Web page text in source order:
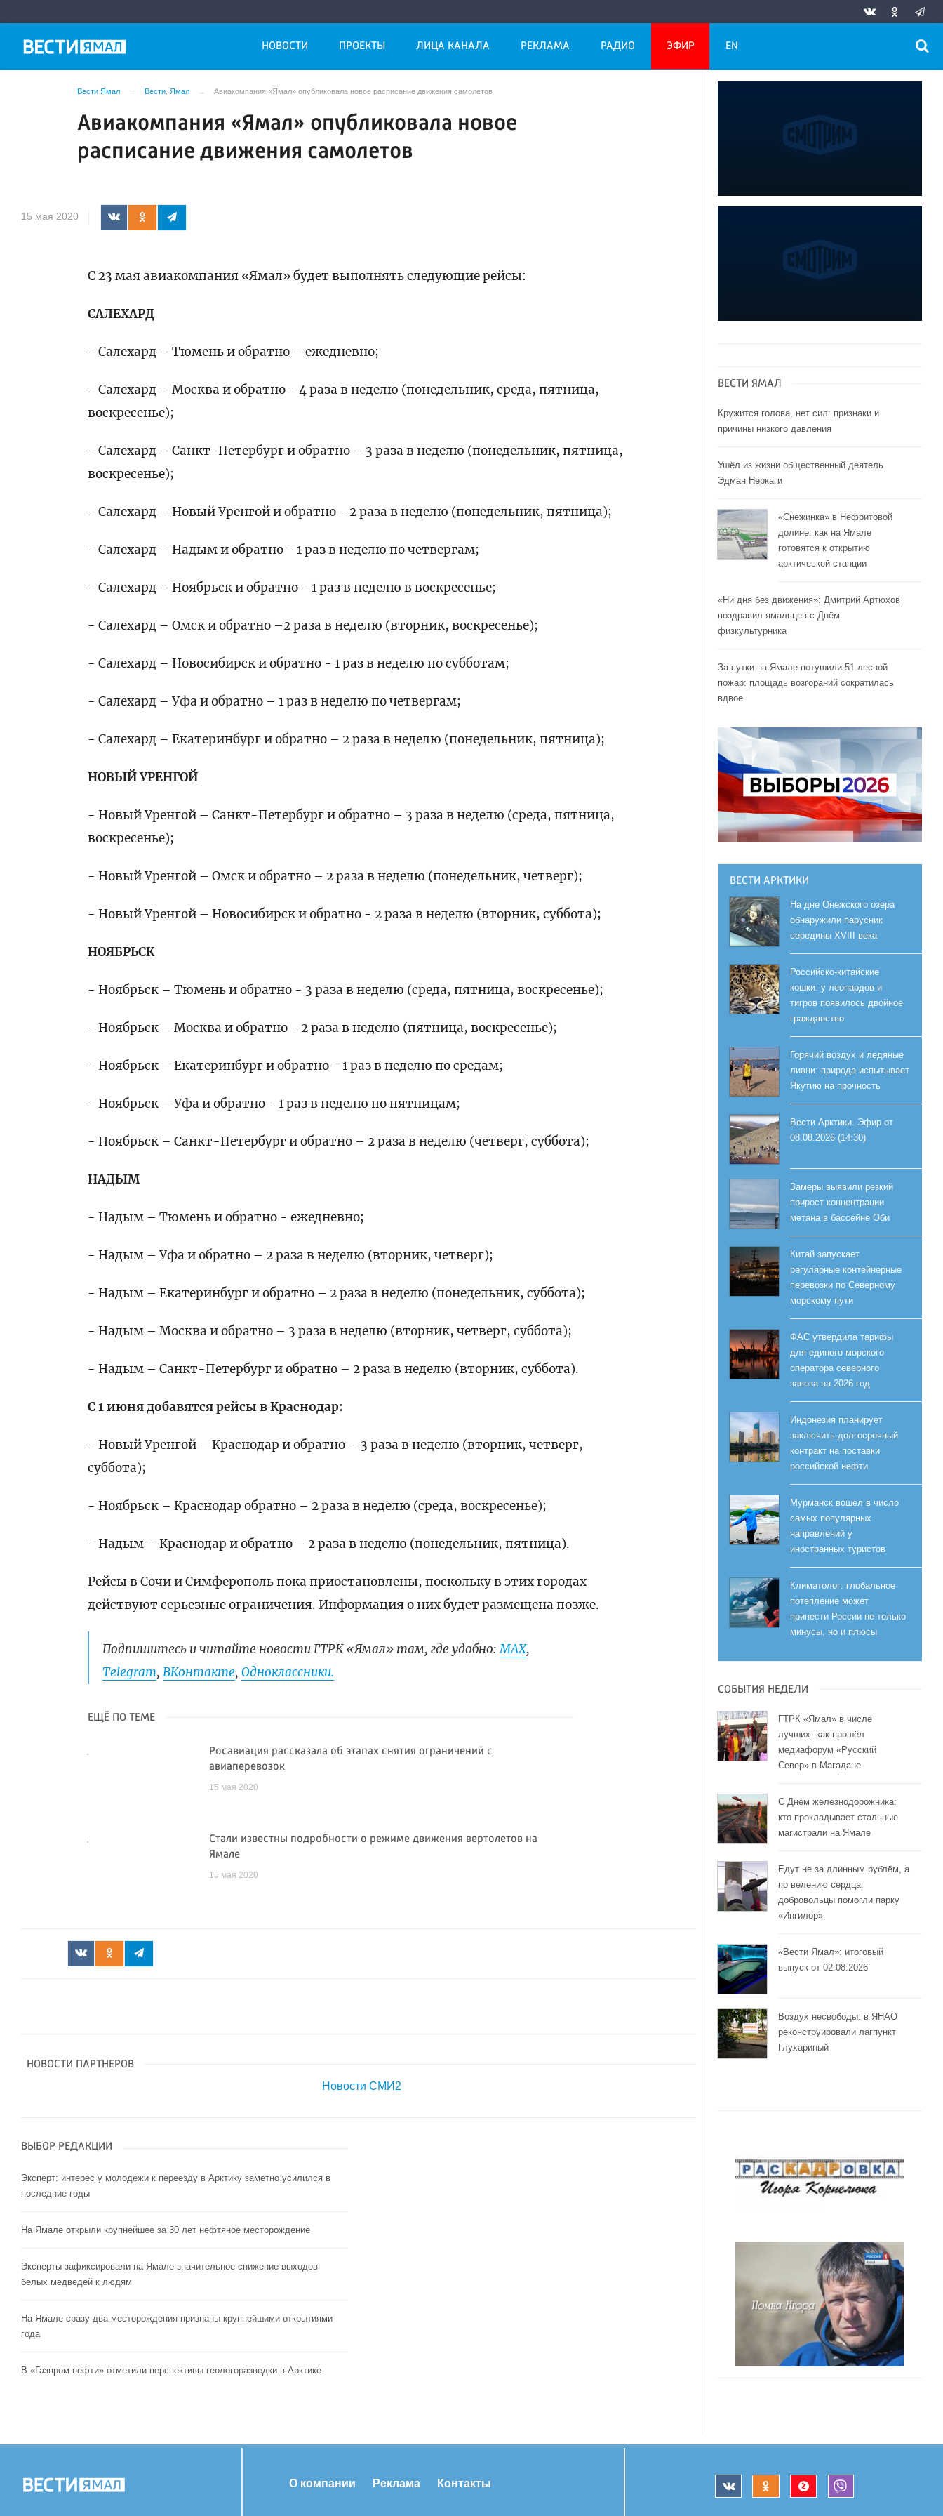
НОВОСТИ ПРОЕКТЫ ЛИЦА КАНАЛА РЕКЛАМА РАДИО ЭФИР EN
Вести Ямал Вести. Ямал Авиакомпания «Ямал» опубликовала новое расписание движения самолетов
Авиакомпания «Ямал» опубликовала новое
расписание движения самолетов
15 мая 2020
С 23 мая авиакомпания «Ямал» будет выполнять следующие рейсы:
САЛЕХАРД
- Салехард – Тюмень и обратно – ежедневно;
- Салехард – Москва и обратно - 4 раза в неделю (понедельник, среда, пятница,
воскресенье);
- Салехард – Санкт-Петербург и обратно – 3 раза в неделю (понедельник, пятница,
воскресенье);
- Салехард – Новый Уренгой и обратно - 2 раза в неделю (понедельник, пятница);
- Салехард – Надым и обратно - 1 раз в неделю по четвергам;
- Салехард – Ноябрьск и обратно - 1 раз в неделю в воскресенье;
- Салехард – Омск и обратно –2 раза в неделю (вторник, воскресенье);
- Салехард – Новосибирск и обратно - 1 раз в неделю по субботам;
- Салехард – Уфа и обратно – 1 раз в неделю по четвергам;
- Салехард – Екатеринбург и обратно – 2 раза в неделю (понедельник, пятница);
НОВЫЙ УРЕНГОЙ
- Новый Уренгой – Санкт-Петербург и обратно – 3 раза в неделю (среда, пятница,
воскресенье);
- Новый Уренгой – Омск и обратно – 2 раза в неделю (понедельник, четверг);
- Новый Уренгой – Новосибирск и обратно - 2 раза в неделю (вторник, суббота);
НОЯБРЬСК
- Ноябрьск – Тюмень и обратно - 3 раза в неделю (среда, пятница, воскресенье);
- Ноябрьск – Москва и обратно - 2 раза в неделю (пятница, воскресенье);
- Ноябрьск – Екатеринбург и обратно - 1 раз в неделю по средам;
- Ноябрьск – Уфа и обратно - 1 раз в неделю по пятницам;
- Ноябрьск – Санкт-Петербург и обратно – 2 раза в неделю (четверг, суббота);
НАДЫМ
- Надым – Тюмень и обратно - ежедневно;
- Надым – Уфа и обратно – 2 раза в неделю (вторник, четверг);
- Надым – Екатеринбург и обратно – 2 раза в неделю (понедельник, суббота);
- Надым – Москва и обратно – 3 раза в неделю (вторник, четверг, суббота);
- Надым – Санкт-Петербург и обратно – 2 раза в неделю (вторник, суббота).
С 1 июня добавятся рейсы в Краснодар:
- Новый Уренгой – Краснодар и обратно – 3 раза в неделю (вторник, четверг,
суббота);
- Ноябрьск – Краснодар обратно – 2 раза в неделю (среда, воскресенье);
- Надым – Краснодар и обратно – 2 раза в неделю (понедельник, пятница).
Рейсы в Сочи и Симферополь пока приостановлены, поскольку в этих городах
действуют серьезные ограничения. Информация о них будет размещена позже.
Подпишитесь и читайте новости ГТРК «Ямал» там, где удобно:МАХ,
Telegram,ВКонтакте,Одноклассники.
ЕЩЁ ПО ТЕМЕ
Росавиация рассказала об этапах снятия ограничений с
авиаперевозок
15 мая 2020
Стали известны подробности о режиме движения вертолетов на
Ямале
15 мая 2020
НОВОСТИ ПАРТНЕРОВ
Новости СМИ2
ВЫБОР РЕДАКЦИИ
Эксперт: интерес у молодежи к переезду в Арктику заметно усилился в
последние годы
На Ямале открыли крупнейшее за 30 лет нефтяное месторождение
Эксперты зафиксировали на Ямале значительное снижение выходов
белых медведей к людям
На Ямале сразу два месторождения признаны крупнейшими открытиями
года
В «Газпром нефти» отметили перспективы геологоразведки в Арктике
ВЕСТИ ЯМАЛ
Кружится голова, нет сил: признаки и
причины низкого давления
Ушёл из жизни общественный деятель
Эдман Неркаги
«Снежинка» в Нефритовой
долине: как на Ямале
готовятся к открытию
арктической станции
«Ни дня без движения»: Дмитрий Артюхов
поздравил ямальцев с Днём
физкультурника
За сутки на Ямале потушили 51 лесной
пожар: площадь возгораний сократилась
вдвое
ВЕСТИ АРКТИКИ
На дне Онежского озера
обнаружили парусник
середины XVIII века
Российско-китайские
кошки: у леопардов и
тигров появилось двойное
гражданство
Горячий воздух и ледяные
ливни: природа испытывает
Якутию на прочность
Вести Арктики. Эфир от
08.08.2026 (14:30)
Замеры выявили резкий
прирост концентрации
метана в бассейне Оби
Китай запускает
регулярные контейнерные
перевозки по Северному
морскому пути
ФАС утвердила тарифы
для единого морского
оператора северного
завоза на 2026 год
Индонезия планирует
заключить долгосрочный
контракт на поставки
российской нефти
Мурманск вошел в число
самых популярных
направлений у
иностранных туристов
Климатолог: глобальное
потепление может
принести России не только
минусы, но и плюсы
СОБЫТИЯ НЕДЕЛИ
ГТРК «Ямал» в числе
лучших: как прошёл
медиафорум «Русский
Север» в Магадане
С Днём железнодорожника:
кто прокладывает стальные
магистрали на Ямале
Едут не за длинным рублём, а
по велению сердца:
добровольцы помогли парку
«Ингилор»
«Вести Ямал»: итоговый
выпуск от 02.08.2026
Воздух несвободы: в ЯНАО
реконструировали лагпункт
Глухариный
О компании Реклама Контакты